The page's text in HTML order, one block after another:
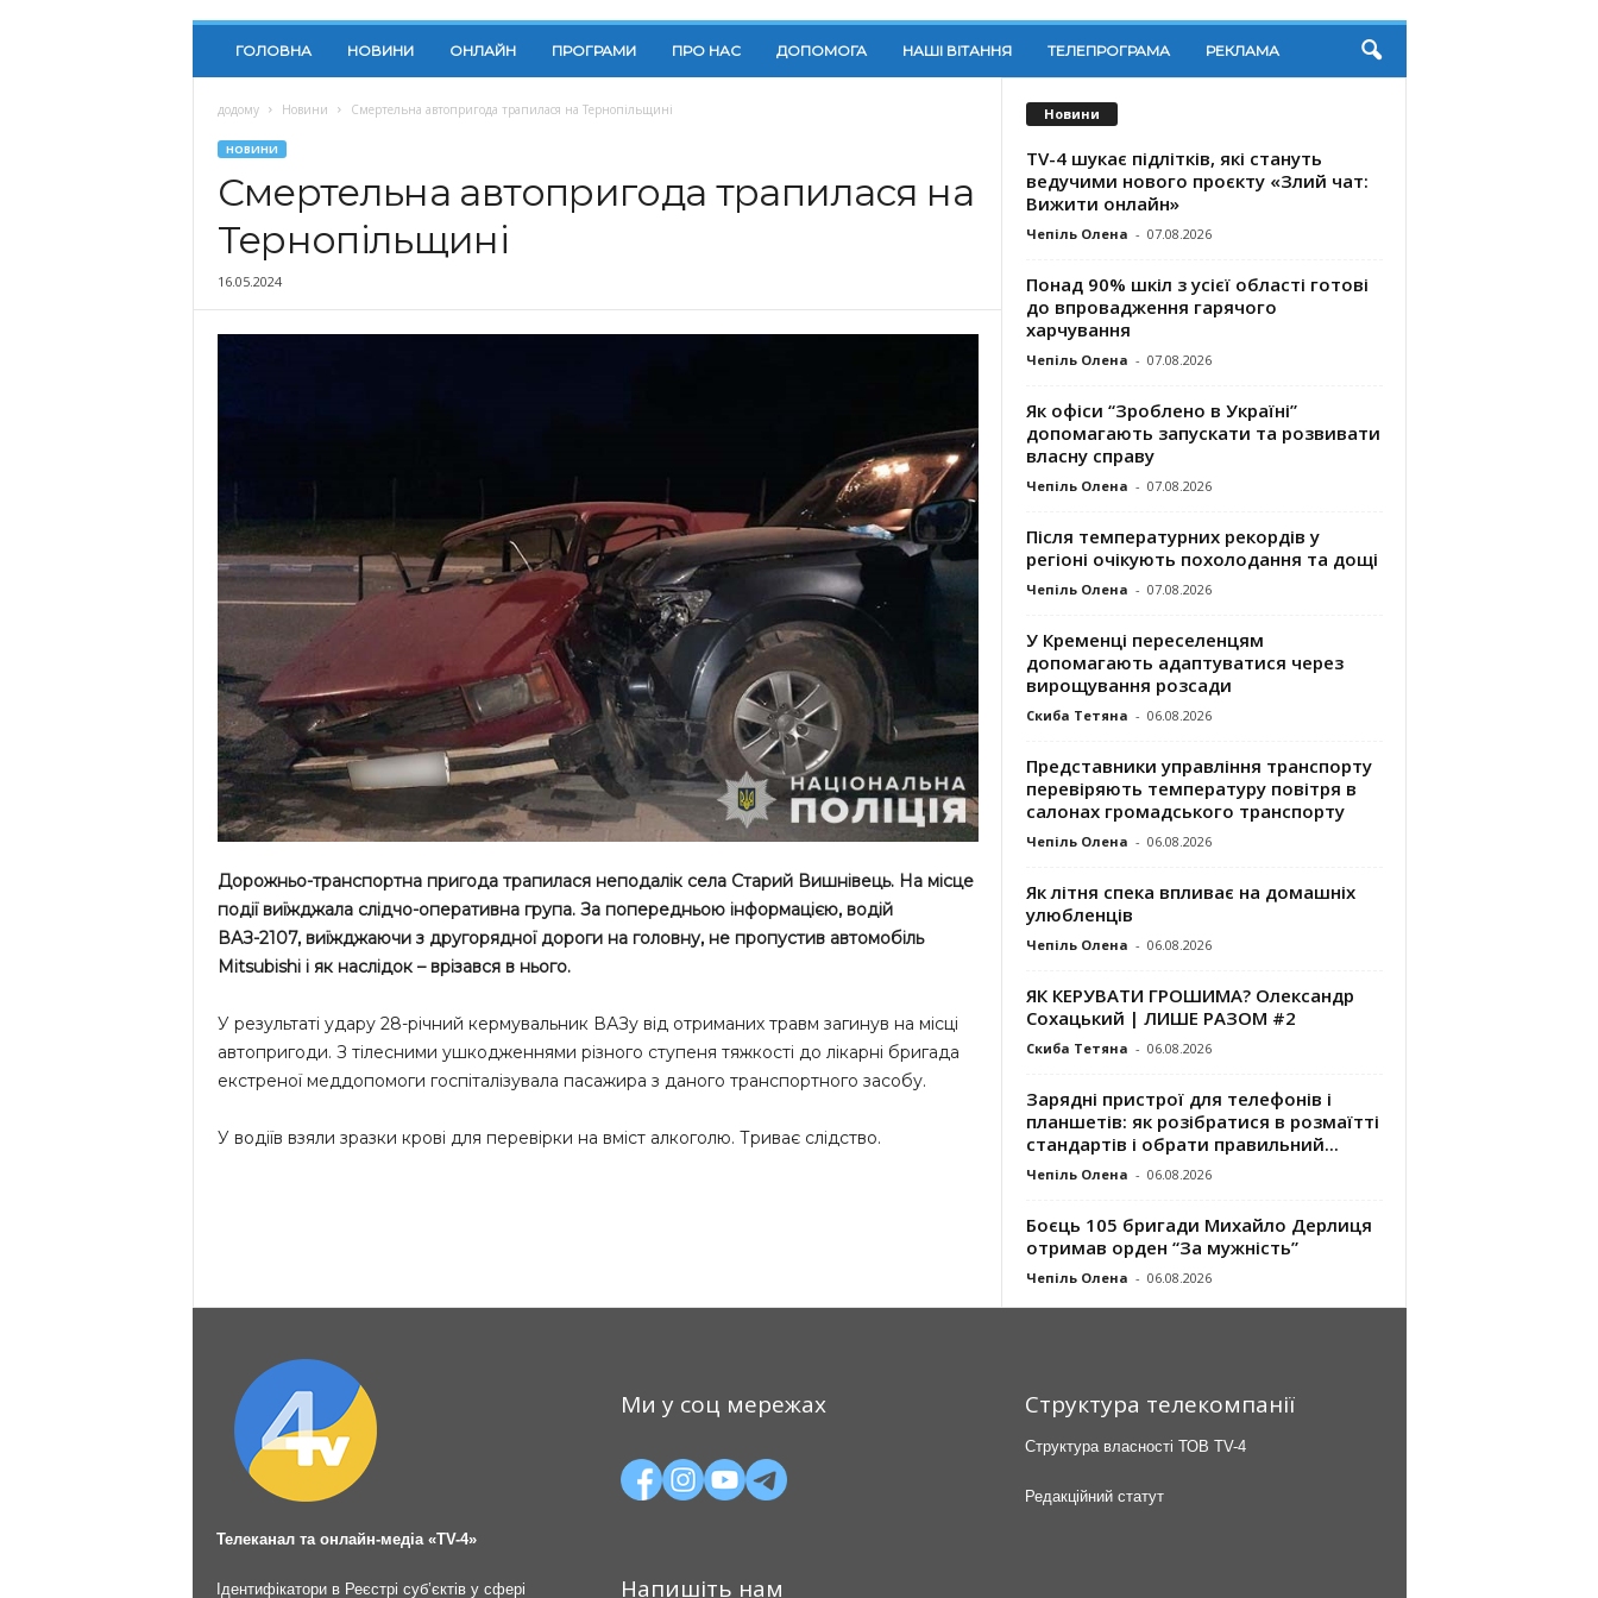
ГОЛОВНА НОВИНИ ОНЛАЙН ПРОГРАМИ ПРО НАС ДОПОМОГА НАШІ ВІТАННЯ ТЕЛЕПРОГРАМА РЕКЛАМА
додому Новини Смертельна автопригода трапилася на Тернопільщині
НОВИНИ
Смертельна автопригода трапилася на
Тернопільщині
16.05.2024
Дорожньо-транспортна пригода трапилася неподалік села Старий Вишнівець. На місце
події виїжджала слідчо-оперативна група. За попередньою інформацією, водій
ВАЗ-2107, виїжджаючи з другорядної дороги на головну, не пропустив автомобіль
Mitsubishi і як наслідок – врізався в нього.
У результаті удару 28-річний кермувальник ВАЗу від отриманих травм загинув на місці
автопригоди. З тілесними ушкодженнями різного ступеня тяжкості до лікарні бригада
екстреної меддопомоги госпіталізувала пасажира з даного транспортного засобу.
У водіїв взяли зразки крові для перевірки на вміст алкоголю. Триває слідство.
Новини
TV-4 шукає підлітків, які стануть
ведучими нового проєкту «Злий чат:
Вижити онлайн»
Чепіль Олена - 07.08.2026
Понад 90% шкіл з усієї області готові
до впровадження гарячого
харчування
Чепіль Олена - 07.08.2026
Як офіси “Зроблено в Україні”
допомагають запускaти та розвивати
власну справу
Чепіль Олена - 07.08.2026
Після температурних рекордів у
регіоні очікують похолодання та дощі
Чепіль Олена - 07.08.2026
У Кременці переселенцям
допомагають адаптуватися через
вирощування розсади
Скиба Тетяна - 06.08.2026
Представники управління транспорту
перевіряють температуру повітря в
салонах громадського транспорту
Чепіль Олена - 06.08.2026
Як літня спека впливає на домашніх
улюбленців
Чепіль Олена - 06.08.2026
ЯК КЕРУВАТИ ГРОШИМА? Олександр
Сохацький | ЛИШЕ РАЗОМ #2
Скиба Тетяна - 06.08.2026
Зарядні пристрої для телефонів і
планшетів: як розібратися в розмаїтті
стандартів і обрати правильний...
Чепіль Олена - 06.08.2026
Боєць 105 бригади Михайло Дерлиця
отримав орден “За мужність”
Чепіль Олена - 06.08.2026
Телеканал та онлайн-медіа «TV-4»
Ідентифікатори в Реєстрі суб’єктів у сфері
Ми у соц мережах
Напишіть нам
Структура телекомпанії
Структура власності ТОВ TV-4
Редакційний статут